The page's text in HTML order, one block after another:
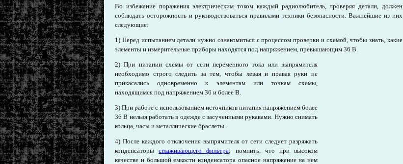
Во избежание поражения электрическим током каждый радиолюбитель, проверяя детали, должен
соблюдать осторожность и руководствоваться правилами техники безопасности. Важнейшие из них
следующие:
1) Перед испытанием детали нужно ознакомиться с процессом проверки и схемой, чтобы знать, какие
элементы и измерительные приборы находятся под напряжением, превышающим 36 В.
2) При питании схемы от сети переменного тока или выпрямителя
необходимо строго следить за тем, чтобы левая и правая руки не
прикасались одновременно к элементам или точкам схемы,
находящимся под напряжением 36 и более В.
3) При работе с использованием источников питания напряжением более
36 В нельзя работать в одежде с засученными рукавами. Нужно снимать
кольца, часы и металлические браслеты.
4) После каждого отключения выпрямителя от сети следует разряжать
конденсаторысглаживающего фильтра; помнить, что при высоком
качестве и большой емкости конденсатора опасное напряжение на нем